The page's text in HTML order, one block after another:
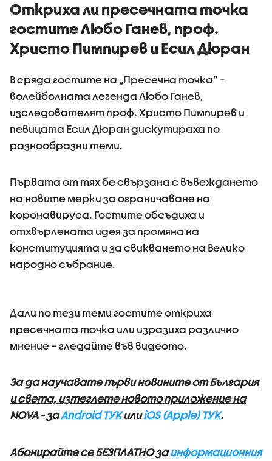
информация къде
има проверки на
Откриха ли пресечната точка
гостите Любо Ганев, проф.
Христо Пимпирев и Есил Дюран
В сряда гостите на „Пресечна точка” –
волейболната легенда Любо Ганев,
изследователят проф. Христо Пимпирев и
певицата Есил Дюран дискутираха по
разнообразни теми.
Първата от тях бе свързана с въвеждането
на новите мерки за ограничаване на
коронавируса. Гостите обсъдиха и
отхвърлената идея за промяна на
конституцията и за свикването на Велико
народно събрание.
Дали по тези теми гостите откриха
пресечната точка или изразиха различно
мнение – гледайте във видеото.
За да научавате първи новините от България
и света, изтеглете новото приложение на
NOVA - заAndroid ТУКилиiOS (Apple) ТУК.
Абонирайте се БЕЗПЛАТНО заинформационния